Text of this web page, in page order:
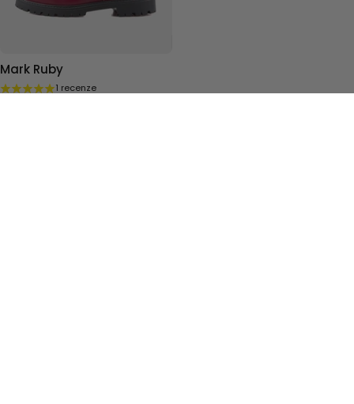
Mark Ruby
1 recenze